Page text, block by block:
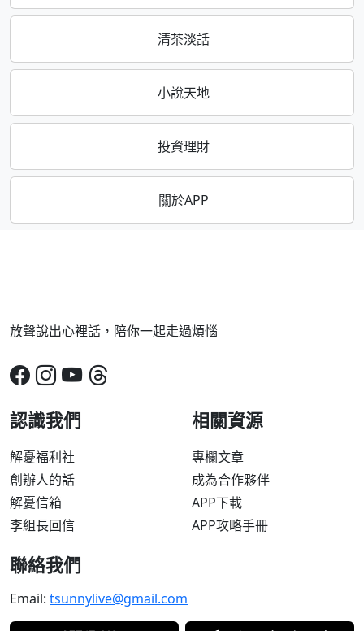
清茶淡話
小說天地
投資理財
關於APP
放聲說出心裡話，陪你一起走過煩惱
認識我們
解憂福利社
創辦人的話
解憂信箱
李組長回信
相關資源
專欄文章
成為合作夥伴
APP下載
APP攻略手冊
聯絡我們
Email: tsunnylive@gmail.com